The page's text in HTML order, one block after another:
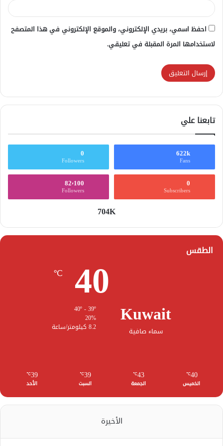
احفظ اسمي، بريدي الإلكتروني، والموقع الإلكتروني في هذا المتصفح
لاستخدامها المرة المقبلة في تعليقي.
تابعنا علي
622k
Fans
0
Followers
0
Subscribers
82٬100
Followers
704K
الطقس
Kuwait
سماء صافية
40
℃
20%
8.2 كيلومتر/ساعة
40
℃
الخميس
43
℃
الجمعة
39
℃
السبت
39
℃
الأحد
الأخيرة